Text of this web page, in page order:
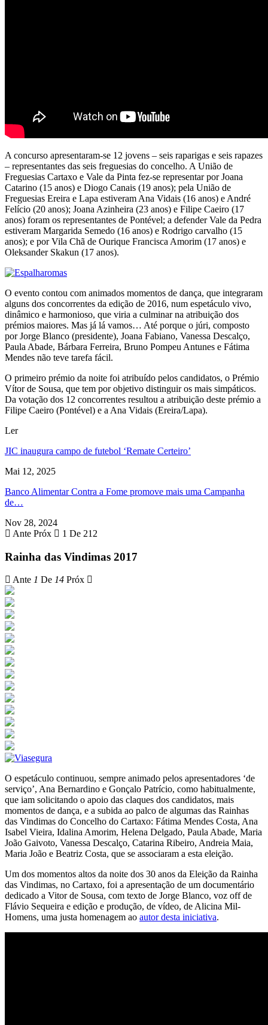
A concurso apresentaram-se 12 jovens – seis raparigas e seis rapazes
– representantes das seis freguesias do concelho. A União de
Freguesias Cartaxo e Vale da Pinta fez-se representar por Joana
Catarino (15 anos) e Diogo Canais (19 anos); pela União de
Freguesias Ereira e Lapa estiveram Ana Vidais (16 anos) e André
Felício (20 anos); Joana Azinheira (23 anos) e Filipe Caeiro (17
anos) foram os representantes de Pontével; a defender Vale da Pedra
estiveram Margarida Semedo (16 anos) e Rodrigo carvalho (15
anos); e por Vila Chã de Ourique Francisca Amorim (17 anos) e
Oleksander Skakun (17 anos).
O evento contou com animados momentos de dança, que integraram
alguns dos concorrentes da edição de 2016, num espetáculo vivo,
dinâmico e harmonioso, que viria a culminar na atribuição dos
prémios maiores. Mas já lá vamos… Até porque o júri, composto
por Jorge Blanco (presidente), Joana Fabiano, Vanessa Descalço,
Paula Abade, Bárbara Ferreira, Bruno Pompeu Antunes e Fátima
Mendes não teve tarefa fácil.
O primeiro prémio da noite foi atribuído pelos candidatos, o Prémio
Vítor de Sousa, que tem por objetivo distinguir os mais simpáticos.
Da votação dos 12 concorrentes resultou a atribuição deste prémio a
Filipe Caeiro (Pontével) e a Ana Vidais (Ereira/Lapa).
Ler
JIC inaugura campo de futebol ‘Remate Certeiro’
Mai 12, 2025
Banco Alimentar Contra a Fome promove mais uma Campanha
de…
Nov 28, 2024
Ante Próx 1 De 212
Rainha das Vindimas 2017
Ante 1 De 14 Próx
O espetáculo continuou, sempre animado pelos apresentadores ‘de
serviço’, Ana Bernardino e Gonçalo Patrício, como habitualmente,
que iam solicitando o apoio das claques dos candidatos, mais
momentos de dança, e a subida ao palco de algumas das Rainhas
das Vindimas do Concelho do Cartaxo: Fátima Mendes Costa, Ana
Isabel Vieira, Idalina Amorim, Helena Delgado, Paula Abade, Maria
João Gaivoto, Vanessa Descalço, Catarina Ribeiro, Andreia Maia,
Maria João e Beatriz Costa, que se associaram a esta eleição.
Um dos momentos altos da noite dos 30 anos da Eleição da Rainha
das Vindimas, no Cartaxo, foi a apresentação de um documentário
dedicado a Vitor de Sousa, com texto de Jorge Blanco, voz off de
Flávio Sequeira e edição e produção, de vídeo, de Alicina Mil-
Homens, uma justa homenagem ao autor desta iniciativa.